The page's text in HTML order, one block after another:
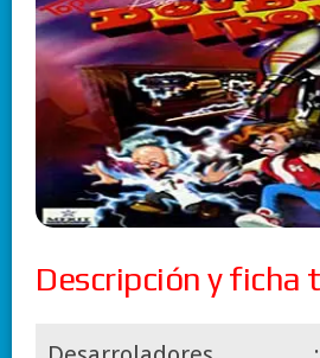
Descripción y ficha